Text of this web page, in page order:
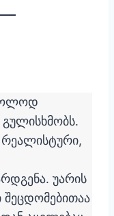
გულისხმობს.
რეალისტური,
უარის
შეცდომებითაა